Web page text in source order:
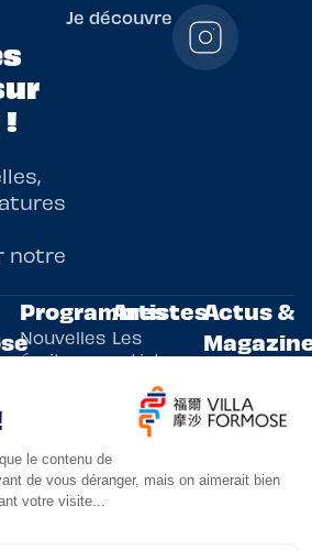
!
notre
Je découvre
Programmes
Nouvelles
écritures
Arts
vivants
innovants
Artistes
Les
artistes
résidents
Evènements
Actus &